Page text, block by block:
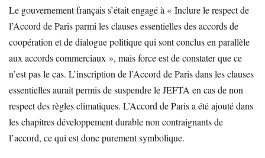
Le gouvernement français s’était engagé à « Inclure le respect de
l’Accord de Paris parmi les clauses essentielles des accords de
coopération et de dialogue politique qui sont conclus en parallèle
aux accords commerciaux », mais force est de constater que ce
n’est pas le cas. L’inscription de l’Accord de Paris dans les clauses
essentielles aurait permis de suspendre le JEFTA en cas de non
respect des règles climatiques. L’Accord de Paris a été ajouté dans
les chapitres développement durable non contraignants de
l’accord, ce qui est donc purement symbolique.